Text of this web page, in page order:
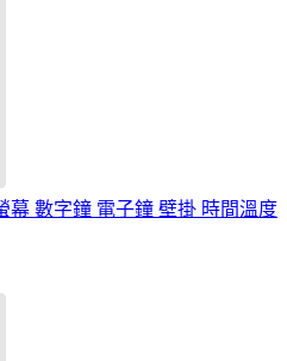
幕 數字鐘 電子鐘 壁掛 時間溫度